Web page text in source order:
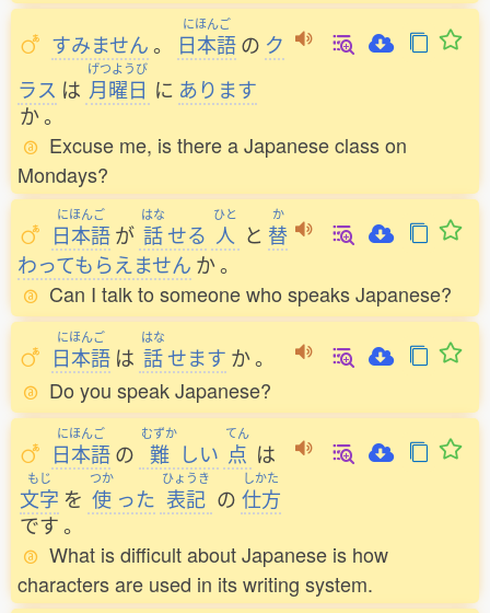
すみません。
にほんご
日本語の ク
ラス は
げつようび
月曜日 に あります
か。
Excuse me, is there a Japanese class on
Mondays?
にほんご
日本語が
はな
話せる
ひと
人 と
か
替
わってもらえません か。
Can I talk to someone who speaks Japanese?
にほんご
日本語 は
はな
話せます か。
Do you speak Japanese?
にほんご
日本語の
むずか
難 しい
てん
点 は
もじ
文字 を
つか
使 った
ひょうき
表記 の
しかた
仕方
です。
What is difficult about Japanese is how
characters are used in its writing system.